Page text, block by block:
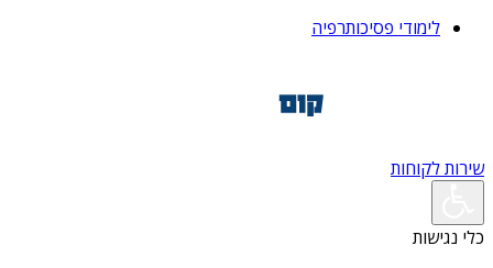
לימודי פסיכותרפיה
שירות לקוחות
כלי נגישות